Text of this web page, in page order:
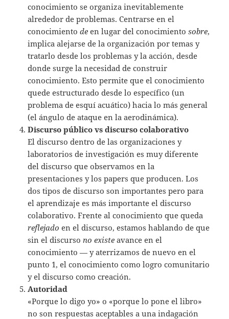
conocimiento se organiza inevitablemente
alrededor de problemas. Centrarse en el
conocimientode en lugar del conocimientosobre,
implica alejarse de la organización por temas y
tratarlo desde los problemas y la acción, desde
donde surge la necesidad de construir
conocimiento. Esto permite que el conocimiento
quede estructurado desde lo específico (un
problema de esquí acuático) hacia lo más general
(el ángulo de ataque en la aerodinámica).
Discurso público vs discurso colaborativo
El discurso dentro de las organizaciones y
laboratorios de investigación es muy diferente
del discurso que observamos en la
presentaciones y los papers que producen. Los
dos tipos de discurso son importantes pero para
el aprendizaje es más importante el discurso
colaborativo. Frente al conocimiento que queda
reflejado en el discurso, estamos hablando de que
sin el discurso no existe avance en el
conocimiento — y aterrizamos de nuevo en el
punto 1, el conocimiento como logro comunitario
y el discurso como creación.
Autoridad
«Porque lo digo yo» o «porque lo pone el libro»
no son respuestas aceptables a una indagación